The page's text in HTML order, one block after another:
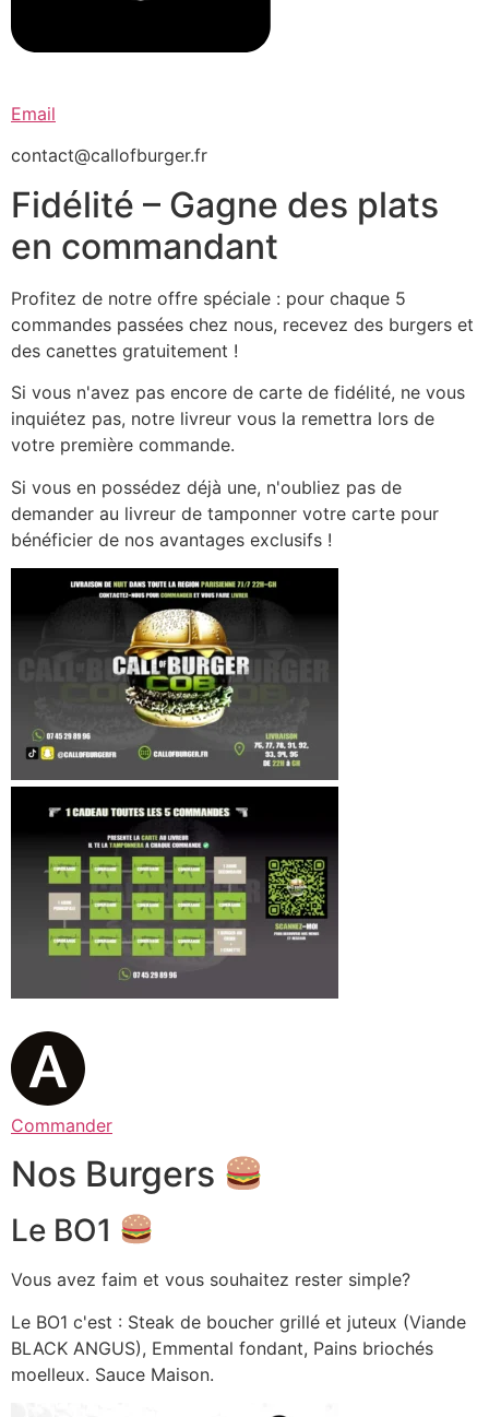
Email
contact@callofburger.fr
Fidélité – Gagne des plats
en commandant
Profitez de notre offre spéciale : pour chaque 5
commandes passées chez nous, recevez des burgers et
des canettes gratuitement !
Si vous n'avez pas encore de carte de fidélité, ne vous
inquiétez pas, notre livreur vous la remettra lors de
votre première commande.
Si vous en possédez déjà une, n'oubliez pas de
demander au livreur de tamponner votre carte pour
bénéficier de nos avantages exclusifs !
Commander
Nos Burgers
Le BO1
Vous avez faim et vous souhaitez rester simple?
Le BO1 c'est : Steak de boucher grillé et juteux (Viande
BLACK ANGUS), Emmental fondant, Pains briochés
moelleux. Sauce Maison.